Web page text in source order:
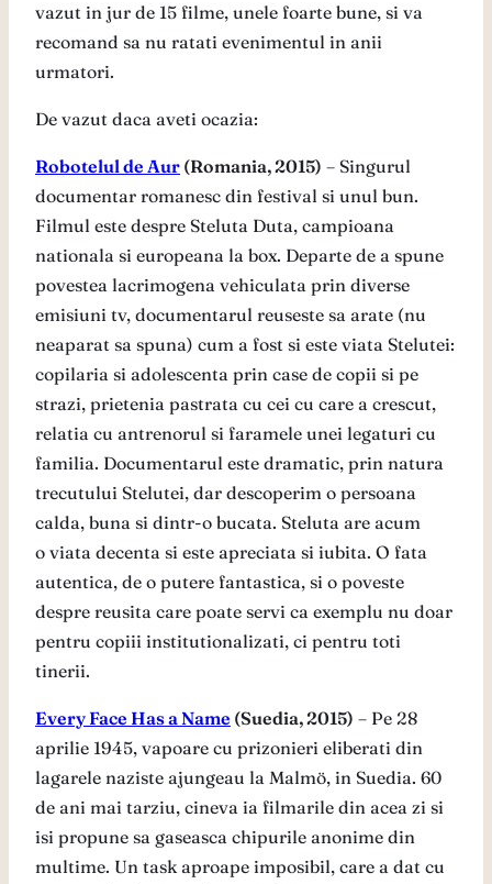
vazut in jur de 15 filme, unele foarte bune, si va
recomand sa nu ratati evenimentul in anii
urmatori.
De vazut daca aveti ocazia:
Robotelul de Aur (Romania, 2015) – Singurul
documentar romanesc din festival si unul bun.
Filmul este despre Steluta Duta, campioana
nationala si europeana la box. Departe de a spune
povestea lacrimogena vehiculata prin diverse
emisiuni tv, documentarul reuseste sa arate (nu
neaparat sa spuna) cum a fost si este viata Stelutei:
copilaria si adolescenta prin case de copii si pe
strazi, prietenia pastrata cu cei cu care a crescut,
relatia cu antrenorul si faramele unei legaturi cu
familia. Documentarul este dramatic, prin natura
trecutului Stelutei, dar descoperim o persoana
calda, buna si dintr-o bucata. Steluta are acum
o viata decenta si este apreciata si iubita. O fata
autentica, de o putere fantastica, si o poveste
despre reusita care poate servi ca exemplu nu doar
pentru copiii institutionalizati, ci pentru toti
tinerii.
Every Face Has a Name (Suedia, 2015) – Pe 28
aprilie 1945, vapoare cu prizonieri eliberati din
lagarele naziste ajungeau la Malmö, in Suedia. 60
de ani mai tarziu, cineva ia filmarile din acea zi si
isi propune sa gaseasca chipurile anonime din
multime. Un task aproape imposibil, care a dat cu